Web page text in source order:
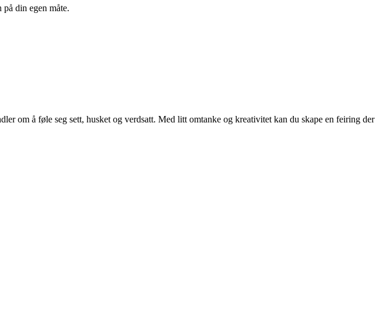
din egen måte.
om å føle seg sett, husket og verdsatt. Med litt omtanke og kreativitet kan du skape en feiring der